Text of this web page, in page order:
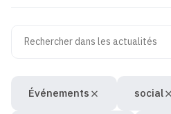
Recherche
Événements social